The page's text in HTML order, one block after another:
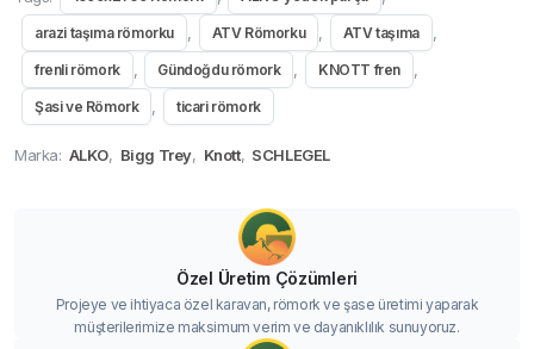
arazi taşıma römorku , ATV Römorku , ATV taşıma ,
frenli römork , Gündoğdu römork , KNOTT fren ,
Şasi ve Römork , ticari römork
Marka: ALKO, Bigg Trey, Knott, SCHLEGEL
Özel Üretim Çözümleri
Projeye ve ihtiyaca özel karavan, römork ve şase üretimi yaparak
müşterilerimize maksimum verim ve dayanıklılık sunuyoruz.